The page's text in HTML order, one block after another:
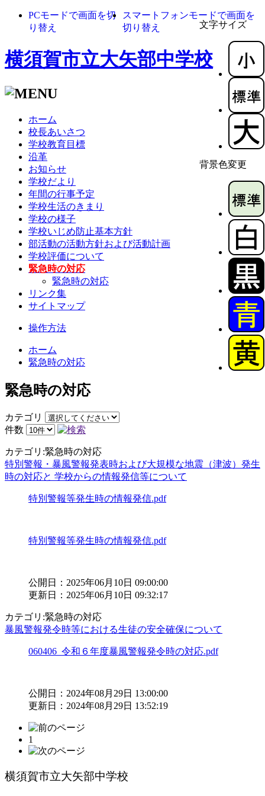
文字サイズ
背景色変更
PCモードで画面を切
り替え
スマートフォンモードで画面を
切り替え
横須賀市立大矢部中学校
ホーム
校長あいさつ
学校教育目標
沿革
お知らせ
学校だより
年間の行事予定
学校生活のきまり
学校の様子
学校いじめ防止基本方針
部活動の活動方針および活動計画
学校評価について
緊急時の対応
緊急時の対応
リンク集
サイトマップ
操作方法
ホーム
緊急時の対応
緊急時の対応
カテゴリ
件数
カテゴリ:緊急時の対応
特別警報・暴風警報発表時および大規模な地震（津波）発生
時の対応と 学校からの情報発信等について
特別警報等発生時の情報発信.pdf
特別警報等発生時の情報発信.pdf
公開日：2025年06月10日 09:00:00
更新日：2025年06月10日 09:32:17
カテゴリ:緊急時の対応
暴風警報発令時等における生徒の安全確保について
060406_令和６年度暴風警報発令時の対応.pdf
公開日：2024年08月29日 13:00:00
更新日：2024年08月29日 13:52:19
1
横須賀市立大矢部中学校